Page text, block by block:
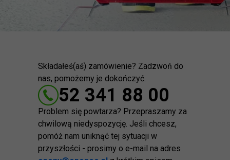
Składałeś(aś) zamówienie? Zadzwoń do
nas, pomożemy je dokończyć.
52 341 88 00
Problem się powtarza? Przepraszamy za
chwilową niedyspozycję. Jeśli chcesz,
pomóż nam uniknąć tej sytuacji w
przyszłości - prosimy o e-mail na adres